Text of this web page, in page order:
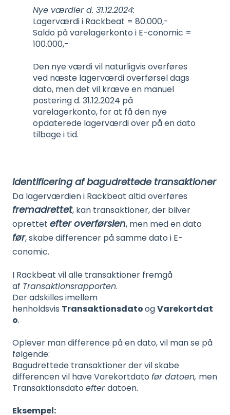
Nye værdier d. 31.12.2024:
Lagerværdi i Rackbeat = 80.000,-
Saldo på varelagerkonto i E-conomic =
100.000,-
Den nye værdi vil naturligvis overføres
ved næste lagerværdi overførsel dags
dato, men det vil kræve en manuel
postering d. 31.12.2024 på
varelagerkonto, for at få den nye
opdaterede lagerværdi over på en dato
tilbage i tid.
Identificering af bagudrettede transaktioner
Da lagerværdien i Rackbeat altid overføres
fremadrettet, kan transaktioner, der bliver
oprettet efter overførslen, men med en dato
før, skabe differencer på samme dato i E-
conomic.
I Rackbeat vil alle transaktioner fremgå
af Transaktionsrapporten.
Der adskilles imellem
henholdsvis TransaktionsdatoogVarekortdat
o.
Oplever man difference på en dato, vil man se på
følgende:
Bagudrettede transaktioner der vil skabe
differencen vil have Varekortdato før datoen, men
Transaktionsdato efterdatoen.
Eksempel: